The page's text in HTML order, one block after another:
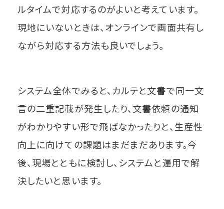
ルタイムで対応するのがよいと考えています。
現地にいないときは、オンラインで画面共有し
ながら対応する方法も良いでしょう。
システム全体でみると、カルテと文書で同一文
言の二重記載が発生したり、文書依頼の通知
がわかりやすい形で飛ばなかったりと、生産性
向上に向けての課題はまだまだあります。今
後、現場とともに検討し、システムと運用で解
決したいと思います。